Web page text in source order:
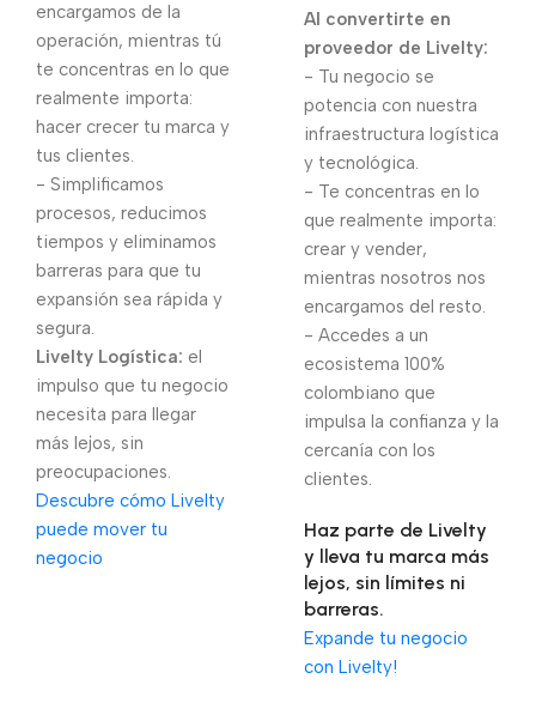
encargamos de la
operación, mientras tú
te concentras en lo que
realmente importa:
hacer crecer tu marca y
tus clientes.
- Simplificamos
procesos, reducimos
tiempos y eliminamos
barreras para que tu
expansión sea rápida y
segura.
Livelty Logística: el
impulso que tu negocio
necesita para llegar
más lejos, sin
preocupaciones.
Descubre cómo Livelty
puede mover tu
negocio
Al convertirte en
proveedor de Livelty:
- Tu negocio se
potencia con nuestra
infraestructura logística
y tecnológica.
- Te concentras en lo
que realmente importa:
crear y vender,
mientras nosotros nos
encargamos del resto.
- Accedes a un
ecosistema 100%
colombiano que
impulsa la confianza y la
cercanía con los
clientes.
Haz parte de Livelty
y lleva tu marca más
lejos, sin límites ni
barreras.
Expande tu negocio
con Livelty!